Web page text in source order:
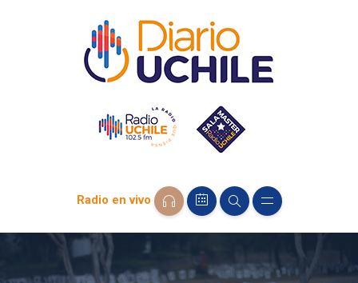
Radio en vivo